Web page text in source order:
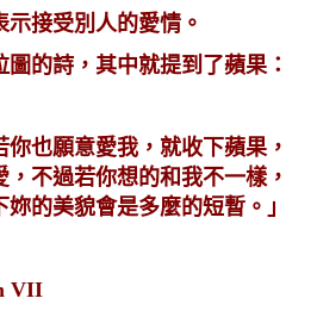
接受別人的愛情。
的詩，其中就提到了蘋果：
你也願意愛我，就收下蘋果，
不過若你想的和我不一樣，
的美貌會是多麼的短暫。」
VII